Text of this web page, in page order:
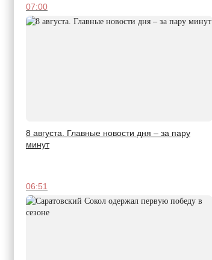
07:00
8 августа. Главные новости дня – за пару
минут
06:51